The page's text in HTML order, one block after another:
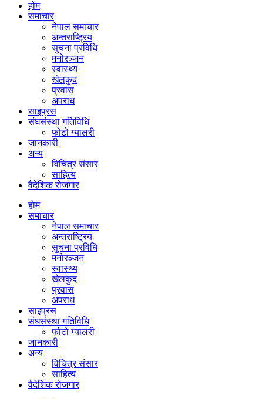
होम
समाचार
नेपाल समाचार
अन्तराष्ट्रिय
सुचना प्रविधि
मनोरञ्जन
स्वास्थ्य
खेलकुद
प्रवास
अपराध
साइप्रस
संघसंस्था गतिविधि
फोटो ग्यालरी
जानकारी
अन्य
विचित्र संसार
साहित्य
वैदेशिक रोजगार
होम
समाचार
नेपाल समाचार
अन्तराष्ट्रिय
सुचना प्रविधि
मनोरञ्जन
स्वास्थ्य
खेलकुद
प्रवास
अपराध
साइप्रस
संघसंस्था गतिविधि
फोटो ग्यालरी
जानकारी
अन्य
विचित्र संसार
साहित्य
वैदेशिक रोजगार